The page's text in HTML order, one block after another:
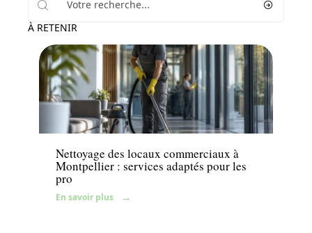
À RETENIR
Maison
Nettoyage des locaux commerciaux à
Montpellier : services adaptés pour les
pro
En savoir plus